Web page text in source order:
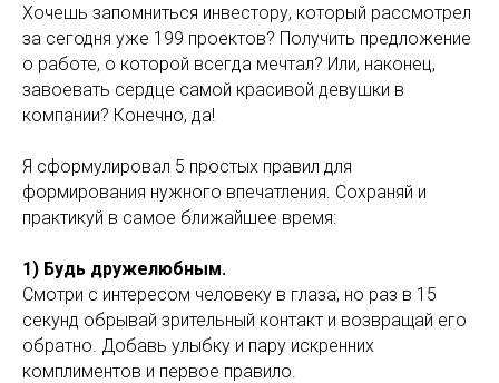
Хочешь запомниться инвестору, который рассмотрел
за сегодня уже 199 проектов? Получить предложение
о работе, о которой всегда мечтал? Или, наконец,
завоевать сердце самой красивой девушки в
компании? Конечно, да!
Я сформулировал 5 простых правил для
формирования нужного впечатления. Сохраняй и
практикуй в самое ближайшее время:
1) Будь дружелюбным.
Смотри с интересом человеку в глаза, но раз в 15
секунд обрывай зрительный контакт и возвращай его
обратно. Добавь улыбку и пару искренних
комплиментов и первое правило.